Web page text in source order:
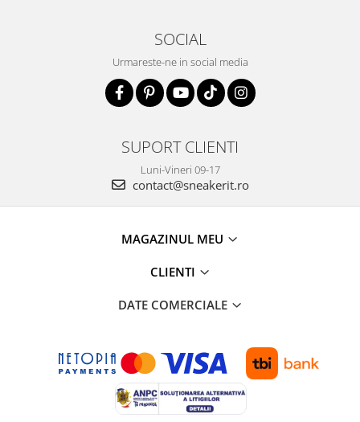
SOCIAL
Urmareste-ne in social media
SUPORT CLIENTI
Luni-Vineri 09-17
contact@sneakerit.ro
MAGAZINUL MEU
CLIENTI
DATE COMERCIALE